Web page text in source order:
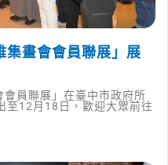
集畫會會員聯展」展
會員聯展」在臺中市政府所
至12月18日，歡迎大眾前往